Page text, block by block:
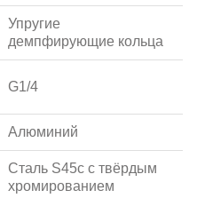
Упругие
демпфирующие кольца
G1/4
Алюминий
Сталь S45c с твёрдым
хромированием